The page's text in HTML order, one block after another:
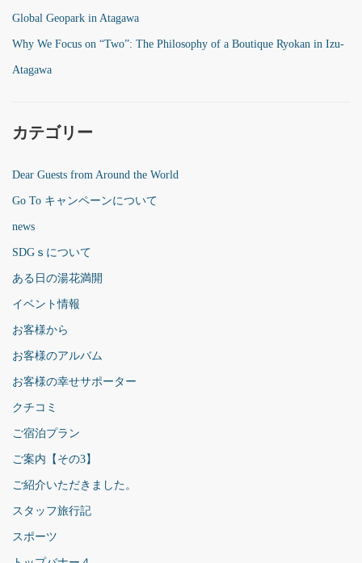
Global Geopark in Atagawa
Why We Focus on “Two”: The Philosophy of a Boutique Ryokan in Izu-
Atagawa
カテゴリー
Dear Guests from Around the World
Go To キャンペーンについて
news
SDGｓについて
ある日の湯花満開
イベント情報
お客様から
お客様のアルバム
お客様の幸せサポーター
クチコミ
ご宿泊プラン
ご案内【その3】
ご紹介いただきました。
スタッフ旅行記
スポーツ